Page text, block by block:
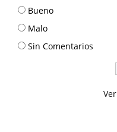
Bueno
Malo
Sin Comentarios